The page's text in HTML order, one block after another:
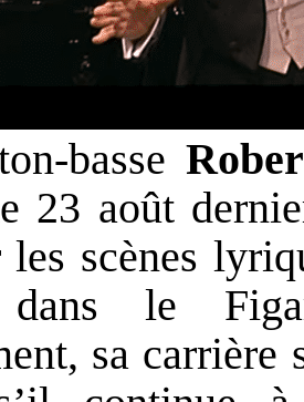
basse
23 août
scènes
dans le
sa carrière